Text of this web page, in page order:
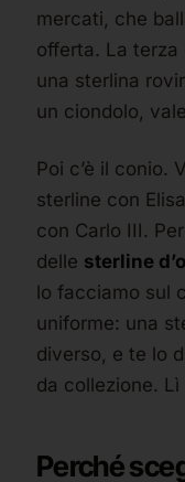
mercati, che
offerta. La terza
una sterlina
un ciondolo,
Poi c’è il conio.
sterline con
con Carlo III.
delle sterline
lo facciamo sul
uniforme: una
diverso, e te lo
da collezione.
Perché